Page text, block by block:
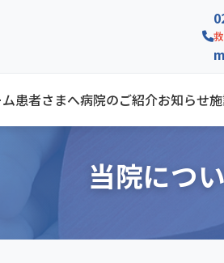
患者さまへ病院のご紹介お知らせ
当院につ